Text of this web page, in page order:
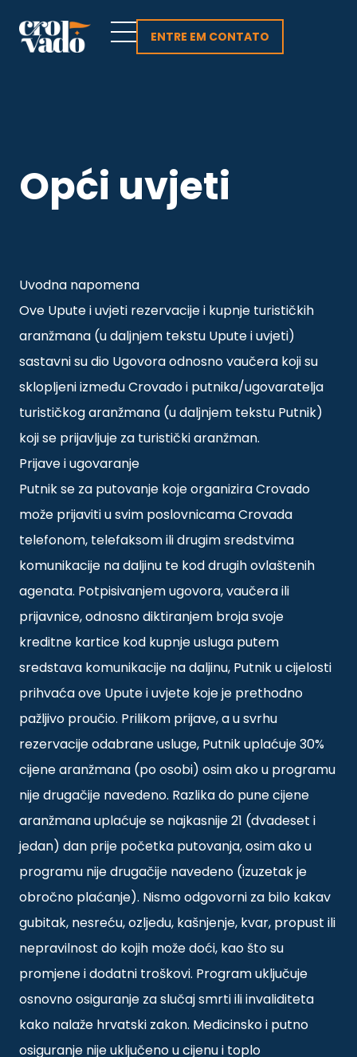
ENTRE EM CONTATO
Opći uvjeti
Uvodna napomena
Ove Upute i uvjeti rezervacije i kupnje turističkih
aranžmana (u daljnjem tekstu Upute i uvjeti)
sastavni su dio Ugovora odnosno vaučera koji su
sklopljeni između Crovado i putnika/ugovaratelja
turističkog aranžmana (u daljnjem tekstu Putnik)
koji se prijavljuje za turistički aranžman.
Prijave i ugovaranje
Putnik se za putovanje koje organizira Crovado
može prijaviti u svim poslovnicama Crovada
telefonom, telefaksom ili drugim sredstvima
komunikacije na daljinu te kod drugih ovlaštenih
agenata. Potpisivanjem ugovora, vaučera ili
prijavnice, odnosno diktiranjem broja svoje
kreditne kartice kod kupnje usluga putem
sredstava komunikacije na daljinu, Putnik u cijelosti
prihvaća ove Upute i uvjete koje je prethodno
pažljivo proučio. Prilikom prijave, a u svrhu
rezervacije odabrane usluge, Putnik uplaćuje 30%
cijene aranžmana (po osobi) osim ako u programu
nije drugačije navedeno. Razlika do pune cijene
aranžmana uplaćuje se najkasnije 21 (dvadeset i
jedan) dan prije početka putovanja, osim ako u
programu nije drugačije navedeno (izuzetak je
obročno plaćanje). Nismo odgovorni za bilo kakav
gubitak, nesreću, ozljedu, kašnjenje, kvar, propust ili
nepravilnost do kojih može doći, kao što su
promjene i dodatni troškovi. Program uključuje
osnovno osiguranje za slučaj smrti ili invaliditeta
kako nalaže hrvatski zakon. Medicinsko i putno
osiguranje nije uključeno u cijenu i toplo